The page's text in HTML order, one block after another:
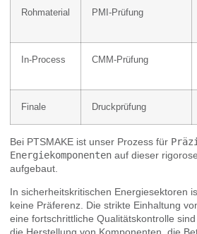
Rohmaterial PMI-Prüfung
In-Process CMM-Prüfung
Finale Druckprüfung
Bei PTSMAKE ist unser Prozess für
Energiekomponenten auf dieser
aufgebaut.
In sicherheitskritischen Energiesektoren
keine Präferenz. Die strikte Einhaltung
eine fortschrittliche Qualitätskontrolle